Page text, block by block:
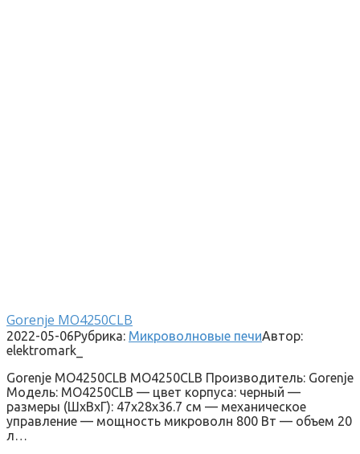
Gorenje MO4250CLB
2022-05-06Рубрика: Микроволновые печиАвтор:
elektromark_
Gorenje MO4250CLB MO4250CLB Производитель: Gorenje
Модель: MO4250CLB — цвет корпуса: черный —
размеры (ШxВxГ): 47x28x36.7 cм — механическое
управление — мощность микроволн 800 Вт — объем 20
л…